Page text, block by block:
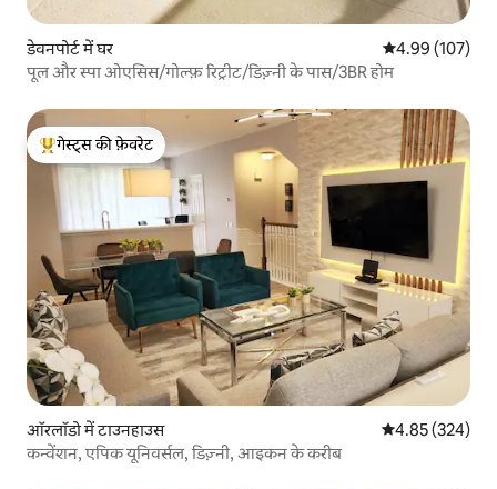
डेवनपोर्ट में घर औसत रेटिंग 5 में से
4.99 (107)
पूल और स्पा ओएसिस/गोल्फ़ रिट्रीट/डिज़्नी के पास/3BR होम
गेस्ट्स का टॉप फ़ेवरेट
गेस्ट्स की फ़ेवरेट
ऑरलॉडो में टाउनहाउस औसत रेटिंग 5 में से
4.85 (324)
कन्वेंशन, एपिक यूनिवर्सल, डिज़्नी, आइकन के करीब